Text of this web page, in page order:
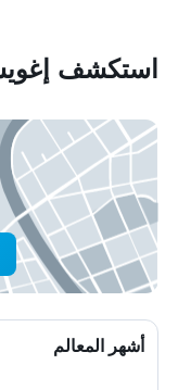
استكشف
أشهر المعالم